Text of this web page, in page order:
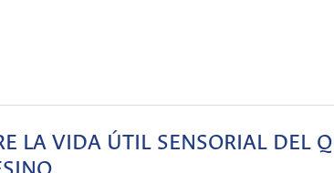
LA VIDA ÚTIL SENSORIAL DEL